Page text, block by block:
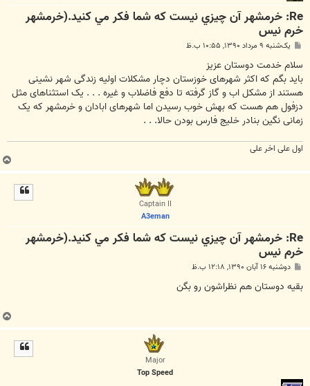
Re: خرمشهر آن چيزي نيست که شما فکر مي کنيد.(خرمشهر
خرم نیس
پ
ت
یک‌شنبه ۹ مرداد ۱۳۹۰, ۱۰:۵۵ ب.ظ
سلام خدمت دوستان عزیز
باید بگم که اکثر شهرهای خوزستان دچار مشکلات اولیه زندگی شهر نشینی
هستند از مشکل اب و گاز گرفته تا دفع فاضلاب و غیره . . . یک استثناهای مثل
دزفول هم هست که بهش خوب رسیدن اما شهرهای ابادان و خرمشهر که یک
زمانی نگین بنادر خلیج فارس بودن حالا. . .
اول علی اخر علی
ب
ا
Captain II
A3eman
Re: خرمشهر آن چيزي نيست که شما فکر مي کنيد.(خرمشهر
خرم نیس
پ
ت
دوشنبه ۱۶ آبان ۱۳۹۰, ۱۲:۱۸ ب.ظ
بقیه دوستان هم نظراشون رو بگن
ب
ا
Major
Top Speed